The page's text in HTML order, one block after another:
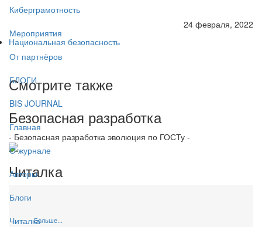
Киберграмотность
Мероприятия
От партнёров
БЛОГИ
BIS JOURNAL
Главная
О журнале
Авторы
Блоги
Читалка
24 февраля, 2022
Национальная безопасность
Смотрите также
Безопасная разработка
- Безопасная разработка эволюция по ГОСТу -
Читалка
Больше...